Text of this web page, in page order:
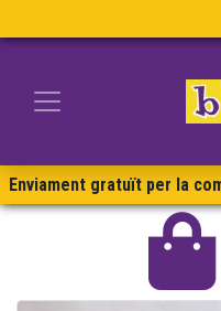
Enviament gratuït per la